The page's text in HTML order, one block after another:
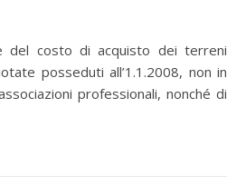
del costo di acquisto dei terreni
posseduti all’1.1.2008, non in
professionali, nonché di